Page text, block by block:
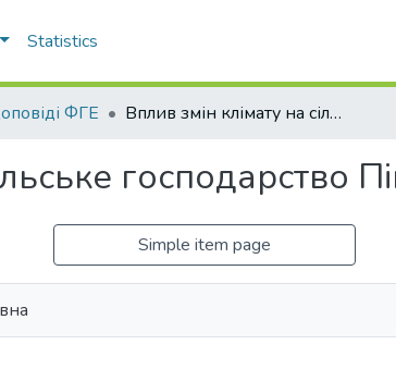
Statistics
ФГЕ Вплив змін клімату на сільське господарство Півдня України
господарство
Simple item page